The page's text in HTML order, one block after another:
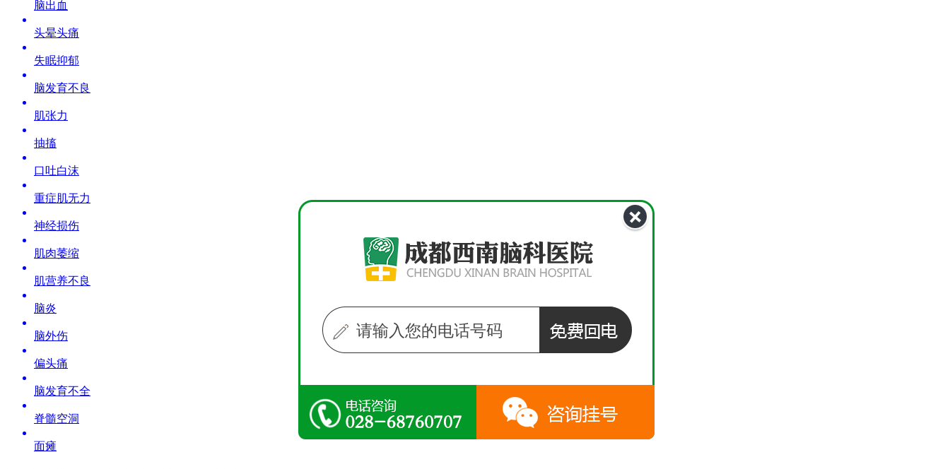
脑出血
头晕头痛
失眠抑郁
脑发育不良
肌张力
抽搐
口吐白沫
重症肌无力
神经损伤
肌肉萎缩
肌营养不良
脑炎
脑外伤
偏头痛
脑发育不全
脊髓空洞
面瘫